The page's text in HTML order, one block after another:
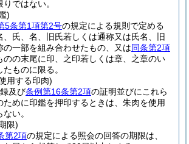
ではない。
)
5条第1項第2号の規定による規則で定める
、氏、名、旧氏若しくは通称又は氏名、旧
の一部を組み合わせたもの、又は同条第2項
のの末尾に印、之印若しくは章、之章のい
ものに限る。
用する印肉)
及び条例第16条第2項の証明並びにこれら
ために印鑑を押印するときは、朱肉を使用
い。
限)
第2項の規定による照会の回答の期限は、